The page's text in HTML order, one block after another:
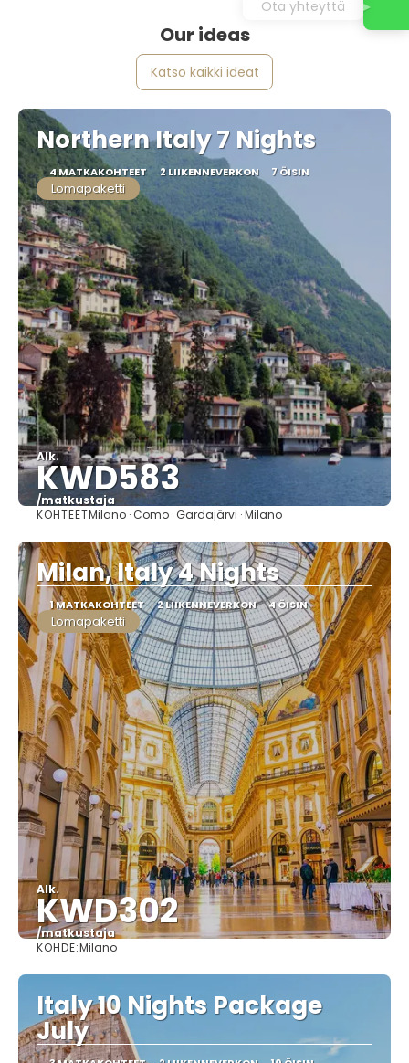
Our ideas
Katso kaikki ideat
Northern Italy 7 Nights
4 MATKAKOHTEET 2 LIIKENNEVERKON 7 ÖISIN
Lomapaketti
Alk.
KWD583
/matkustaja
Nähdä
KOHTEETMilano · Como · Gardajärvi · Milano
Milan, Italy 4 Nights
1 MATKAKOHTEET 2 LIIKENNEVERKON 4 ÖISIN
Lomapaketti
Alk.
KWD302
/matkustaja
KOHDE:Milano
Italy 10 Nights Package
July
Ota yhteyttä